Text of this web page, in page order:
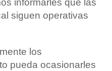
informarles que las
siguen operativas
los
pueda ocasionarles